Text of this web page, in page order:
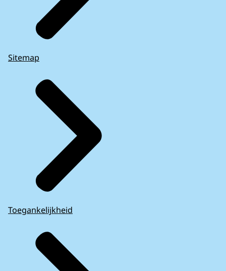
Sitemap
Toegankelijkheid